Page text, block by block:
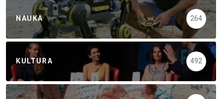
NAUKA 264
KULTURA 492